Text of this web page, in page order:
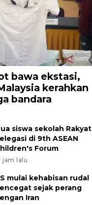
bawa ekstasi,
kerahkan
bandara
siswa sekolah Rakyat
di 9th ASEAN
Forum
jam lalu
mulai kehabisan rudal
sejak perang
Iran